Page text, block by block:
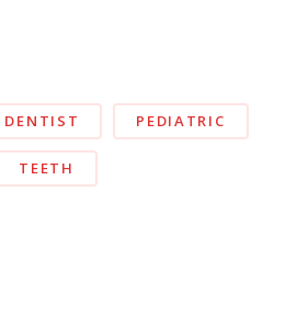
DENTIST PEDIATRIC
TEETH